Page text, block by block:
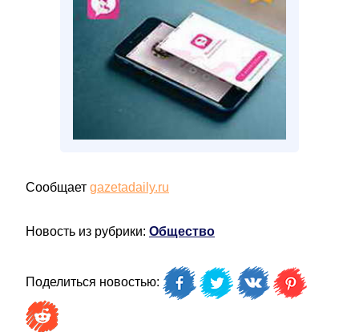
Сообщает gazetadaily.ru
Новость из рубрики: Общество
Поделиться новостью: